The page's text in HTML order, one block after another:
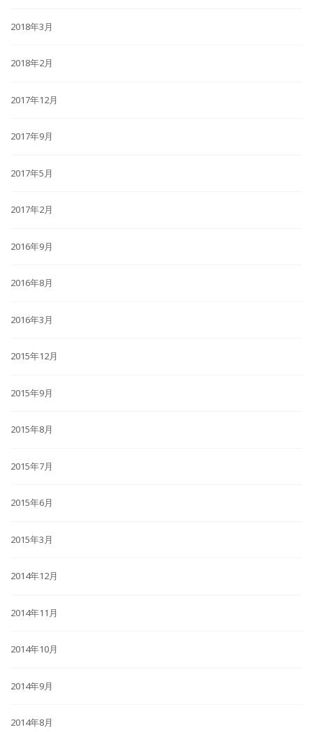
2018年3月
2018年2月
2017年12月
2017年9月
2017年5月
2017年2月
2016年9月
2016年8月
2016年3月
2015年12月
2015年9月
2015年8月
2015年7月
2015年6月
2015年3月
2014年12月
2014年11月
2014年10月
2014年9月
2014年8月